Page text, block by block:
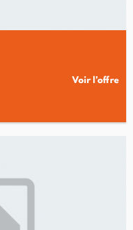
Voir l’offre